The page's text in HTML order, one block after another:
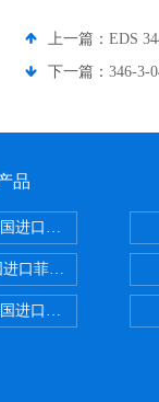
上一篇： EDS
下一篇： 346-3-
品
进口菲尼克斯电源
进口菲尼克斯断路器
进口菲尼克斯继电器